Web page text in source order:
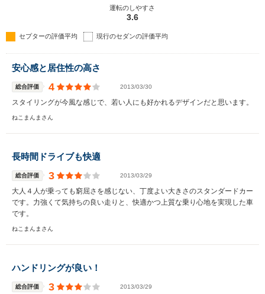
運転のしやすさ
3.6
セプターの評価平均 現行のセダンの評価平均
安心感と居住性の高さ
総合評価 4 2013/03/30
スタイリングが今風な感じで、若い人にも好かれるデザインだと思います。
ねこまんまさん
長時間ドライブも快適
総合評価 3 2013/03/29
大人４人が乗っても窮屈さを感じない、丁度よい大きさのスタンダードカー
です。力強くて気持ちの良い走りと、快適かつ上質な乗り心地を実現した車
です。
ねこまんまさん
ハンドリングが良い！
総合評価 3 2013/03/29